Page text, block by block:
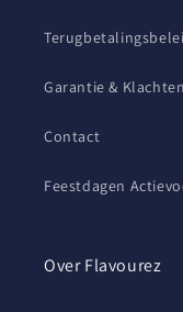
Garantie & Klachten
Contact
Feestdagen
Over Flavourez